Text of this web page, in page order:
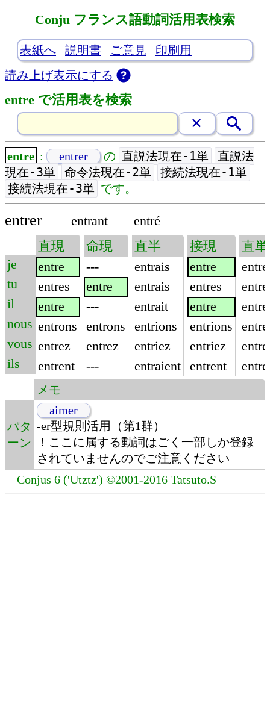
Conju フランス語動詞活用表検索
表紙へ 説明書 ご意見
印刷用
読み上げ表示にする
entre で活用表を検索
entre : entrer の 直説法現在-1単
直説法
現在-3単
命令法現在-2単
接続法現在-1単
接続法現在-3単 です。
entrer entrant entré
je
tu
il
nous
vous
ils
直現
entre
entres
entre
entrons
entrez
entrent
命現
---
entre
---
entrons
entrez
---
直半
entrais
entrais
entrait
entrions
entriez
entraient
接現
entre
entres
entre
entrions
entriez
entrent
直
メモ
パタ
ーン
aimer
-er型規則活用（第1群）
！ここに属する動詞はごく一部しか登録
されていませんのでご注意ください
Conjus 6 ('Utztz') ©2001-2016 Tatsuto.S